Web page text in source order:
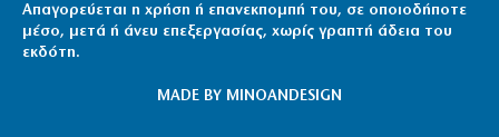
Απαγορεύεται η χρήση ή επανεκπομπή του, σε οποιοδήποτε
μέσο, μετά ή άνευ επεξεργασίας, χωρίς γραπτή άδεια του
εκδότη.
MADE BY MINOANDESIGN